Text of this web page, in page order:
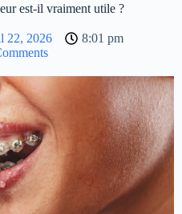
est-il vraiment utile ?
22, 2026
8:01 pm